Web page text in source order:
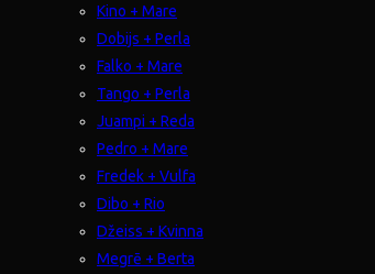
Kino + Mare
Dobijs + Perla
Falko + Mare
Tango + Perla
Juampi + Reda
Pedro + Mare
Fredek + Vulfa
Dibo + Rio
Džeiss + Kvinna
Megrē + Berta